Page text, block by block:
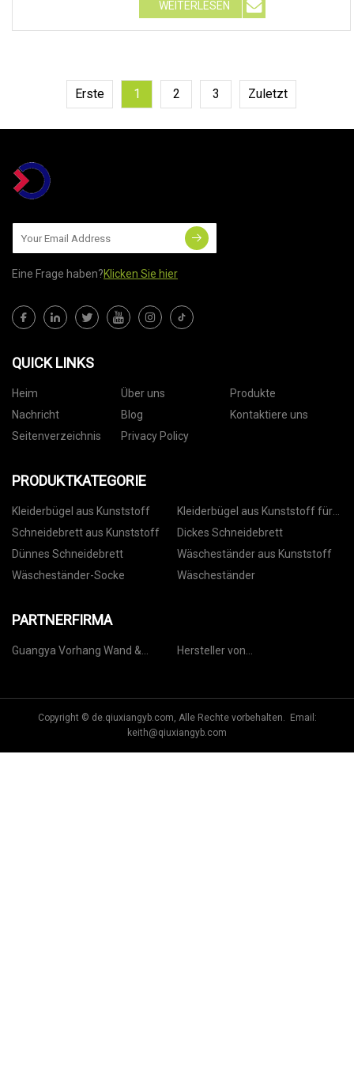
WEITERLESEN
Erste 1 2 3 Zuletzt
Eine Frage haben?Klicken Sie hier
QUICK LINKS
Heim Über uns
Produkte
Nachricht
Blog
Kontaktiere uns
Seitenverzeichnis
Privacy Policy
PRODUKTKATEGORIE
Kleiderbügel aus Kunststoff
Kleiderbügel aus Kunststoff für
Hosen
Schneidebrett aus Kunststoff
Dickes Schneidebrett
Dünnes Schneidebrett
Wäscheständer aus Kunststoff
Wäscheständer-Socke
Wäscheständer
PARTNERFIRMA
Guangya Vorhang Wand &
Hersteller von
Copyright © de.qiuxiangyb.com, Alle Rechte vorbehalten. Email:
keith@qiuxiangyb.com